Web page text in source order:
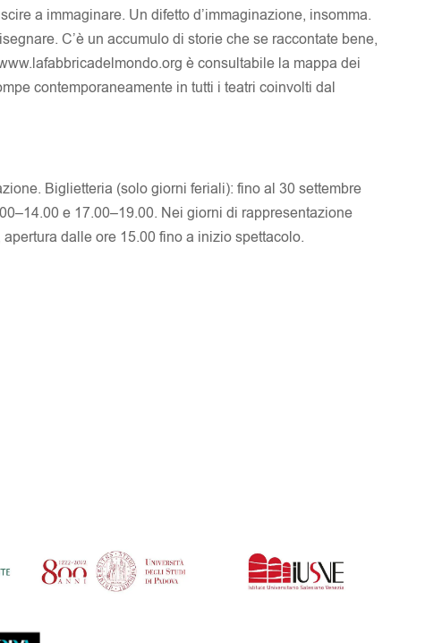
a immaginare. Un difetto d’immaginazione, insomma.
C’è un accumulo di storie che se raccontate bene,
è consultabile la mappa dei
contemporaneamente in tutti i teatri coinvolti dal
Biglietteria (solo giorni feriali): fino al 30 settembre
e 17.00–19.00. Nei giorni di rappresentazione
dalle ore 15.00 fino a inizio spettacolo.